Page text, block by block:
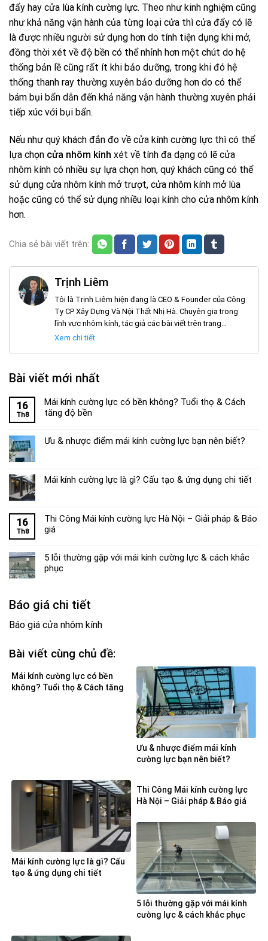
đẩy hay cửa lùa kính cường lực. Theo như kinh nghiệm cũng
như khả năng vận hành của từng loại cửa thì cửa đẩy có lẽ
là được nhiều người sử dụng hơn do tính tiện dụng khi mở,
đồng thời xét về độ bền có thể nhỉnh hơn một chút do hệ
thống bản lề cũng rất ít khi bảo dưỡng, trong khi đó hệ
thống thanh ray thường xuyên bảo dưỡng hơn do có thể
bám bụi bẩn dẫn đến khả năng vận hành thường xuyên phải
tiếp xúc với bụi bẩn.
Nếu như quý khách đắn đo về cửa kính cường lực thì có thể
lựa chọn cửa nhôm kính xét về tính đa dạng có lẽ cửa
nhôm kính có nhiều sự lựa chọn hơn, quý khách cũng có thể
sử dụng cửa nhôm kính mở trượt, cửa nhôm kính mở lùa
hoặc cũng có thể sử dụng nhiều loại kính cho cửa nhôm kính
hơn.
Chia sẻ bài viết trên:
Trịnh Liêm
Tôi là Trịnh Liêm hiện đang là CEO & Founder của Công
Ty CP Xây Dựng Và Nội Thất Nhị Hà. Chuyên gia trong
lĩnh vực nhôm kính, tác giả các bài viết trên trang
noithatnhiha.com
Xem chi tiết
Bài viết mới nhất
16
Th8
Mái kính cường lực có bền không? Tuổi thọ & Cách
tăng độ bền
Ưu & nhược điểm mái kính cường lực bạn nên biết?
Mái kính cường lực là gì? Cấu tạo & ứng dụng chi tiết
16
Th8
Thi Công Mái kính cường lực Hà Nội – Giải pháp & Báo
giá
5 lỗi thường gặp với mái kính cường lực & cách khắc
phục
Báo giá chi tiết
Báo giá cửa nhôm kính
Bài viết cùng chủ đề:
Mái kính cường lực có bền
không? Tuổi thọ & Cách tăng
Ưu & nhược điểm mái kính
cường lực bạn nên biết?
Mái kính cường lực là gì? Cấu
tạo & ứng dụng chi tiết
Thi Công Mái kính cường lực
Hà Nội – Giải pháp & Báo giá
5 lỗi thường gặp với mái kính
cường lực & cách khắc phục